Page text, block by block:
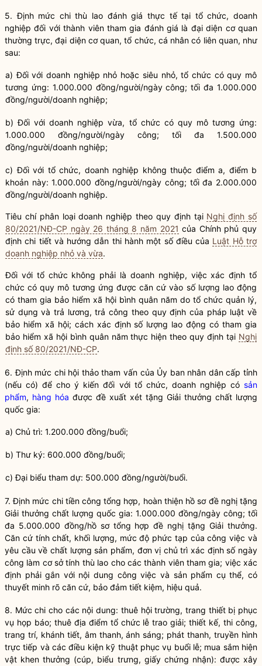
5. Định mức chi thù lao đánh giá thực tế tại tổ chức, doanh
nghiệp đối với thành viên tham gia đánh giá là đại diện cơ quan
thường trực, đại diện cơ quan, tổ chức, cá nhân có liên quan, như
sau:
a) Đối với doanh nghiệp nhỏ hoặc siêu nhỏ, tổ chức có quy mô
tương ứng: 1.000.000 đồng/người/ngày công; tối đa 1.000.000
đồng/người/doanh nghiệp;
b) Đối với doanh nghiệp vừa, tổ chức có quy mô tương ứng:
1.000.000 đồng/người/ngày công; tối đa 1.500.000
đồng/người/doanh nghiệp;
c) Đối với tổ chức, doanh nghiệp không thuộc điểm a, điểm b
khoản này: 1.000.000 đồng/người/ngày công; tối đa 2.000.000
đồng/người/doanh nghiệp.
Tiêu chí phân loại doanh nghiệp theo quy định tại Nghị định số
80/2021/NĐ-CP ngày 26 tháng 8 năm 2021 của Chính phủ quy
định chi tiết và hướng dẫn thi hành một số điều của Luật Hỗ trợ
doanh nghiệp nhỏ và vừa.
Đối với tổ chức không phải là doanh nghiệp, việc xác định tổ
chức có quy mô tương ứng được căn cứ vào số lượng lao động
có tham gia bảo hiểm xã hội bình quân năm do tổ chức quản lý,
sử dụng và trả lương, trả công theo quy định của pháp luật về
bảo hiểm xã hội; cách xác định số lượng lao động có tham gia
bảo hiểm xã hội bình quân năm thực hiện theo quy định tại Nghị
định số 80/2021/NĐ-CP.
6. Định mức chi hội thảo tham vấn của Ủy ban nhân dân cấp tỉnh
(nếu có) để cho ý kiến đối với tổ chức, doanh nghiệp có sản
phẩm, hàng hóa được đề xuất xét tặng Giải thưởng chất lượng
quốc gia:
a) Chủ trì: 1.200.000 đồng/buổi;
b) Thư ký: 600.000 đồng/buổi;
c) Đại biểu tham dự: 500.000 đồng/người/buổi.
7. Định mức chi tiền công tổng hợp, hoàn thiện hồ sơ đề nghị tặng
Giải thưởng chất lượng quốc gia: 1.000.000 đồng/ngày công; tối
đa 5.000.000 đồng/hồ sơ tổng hợp đề nghị tặng Giải thưởng.
Căn cứ tính chất, khối lượng, mức độ phức tạp của công việc và
yêu cầu về chất lượngsản phẩm, đơn vị chủ trì xác định số ngày
công làm cơ sở tính thù lao cho các thành viên tham gia; việc xác
định phải gắn với nội dung công việc và sản phẩm cụ thể, có
thuyết minh rõ căn cứ, bảo đảm tiết kiệm, hiệu quả.
8. Mức chi cho các nội dung: thuê hội trường, trang thiết bị phục
vụ họp báo; thuê địa điểm tổ chức lễ trao giải; thiết kế, thi công,
trang trí, khánh tiết, âm thanh, ánh sáng; phát thanh, truyền hình
trực tiếp và các điều kiện kỹ thuật phục vụ buổi lễ; mua sắm hiện
vật khen thưởng (cúp, biểu trưng, giấy chứng nhận): được xây